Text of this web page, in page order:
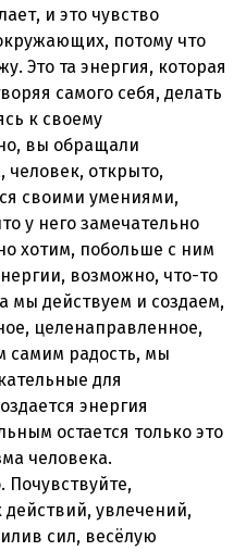
и это чувство
потому что
Это та энергия, которая
самого себя, делать
к своему
вы обращали
человек, открыто,
своими умениями,
у него замечательно
хотим, побольше с ним
возможно, что-то
мы действуем и создаем,
целенаправленное,
радость, мы
для
энергия
остается только это
человека.
Почувствуйте,
действий, увлечений,
сил, весёлую